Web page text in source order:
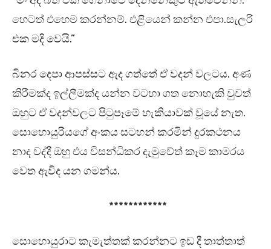
හෙටත් එහෙම කරන්නම්. එළියෙන් කන්න එපා.සැලරි
එක මදි වෙයි.”
බිනර දෙපා ආපස්සට ඇද ගත්තේ ඒ වදන් වලටය. අණ
කිරීමක්ද ඉල්ලීමක්ද යන්න වටහා ගත නොහැකි වුවත්
ඔහුට ඒ වදන්වලට පිටුපෑමේ හැකියාවක් වූයේ නැත.
සොහොයුරියගේ අංකය සටහන් කරමින් දුරකථනය
නාද වද්දී ඔහු එය විසන්ධිකර දැමුවේත් කෑම කාමරය
වෙත ඇවිද යන ගමන්ය.
************
සොහොයුරාට කැමැත්තක් කරන්නට ඉඩ දී තාත්තාත්